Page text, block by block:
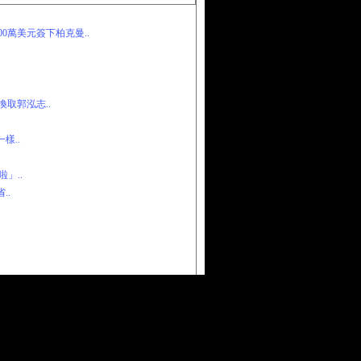
萬美元簽下柏克曼..
取郭泓志..
樣..
」..
..